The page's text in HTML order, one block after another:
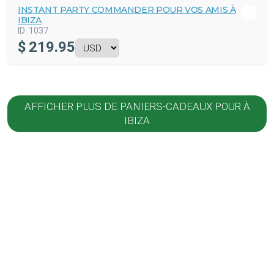
INSTANT PARTY COMMANDER POUR VOS AMIS À
IBIZA
ID: 1037
$ 219.95
AFFICHER PLUS DE PANIERS-CADEAUX POUR À
IBIZA